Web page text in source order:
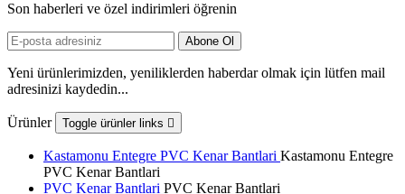
Son haberleri ve özel indirimleri öğrenin
Yeni ürünlerimizden, yeniliklerden haberdar olmak için lütfen mail
adresinizi kaydedin...
Ürünler Toggle ürünler links 
Kastamonu Entegre PVC Kenar Bantlari Kastamonu Entegre
PVC Kenar Bantlari
PVC Kenar Bantlari PVC Kenar Bantlari